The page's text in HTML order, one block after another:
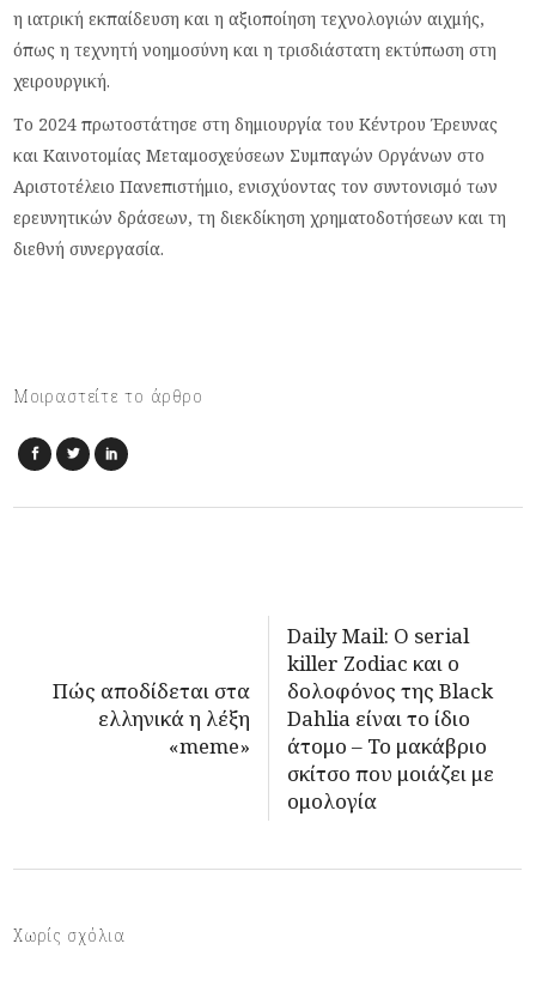
η ιατρική εκπαίδευση και η αξιοποίηση τεχνολογιών αιχμής,
όπως η τεχνητή νοημοσύνη και η τρισδιάστατη εκτύπωση στη
χειρουργική.
Το 2024 πρωτοστάτησε στη δημιουργία του Κέντρου Έρευνας
και Καινοτομίας Μεταμοσχεύσεων Συμπαγών Οργάνων στο
Αριστοτέλειο Πανεπιστήμιο, ενισχύοντας τον συντονισμό των
ερευνητικών δράσεων, τη διεκδίκηση χρηματοδοτήσεων και τη
διεθνή συνεργασία.
Μοιραστείτε το άρθρο
Πώς αποδίδεται στα
ελληνικά η λέξη
«meme»
Daily Mail: Ο serial
killer Zodiac και ο
δολοφόνος της Black
Dahlia είναι το ίδιο
άτομο – Το μακάβριο
σκίτσο που μοιάζει με
ομολογία
Χωρίς σχόλια